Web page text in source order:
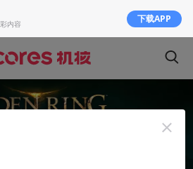
内容 下载APP